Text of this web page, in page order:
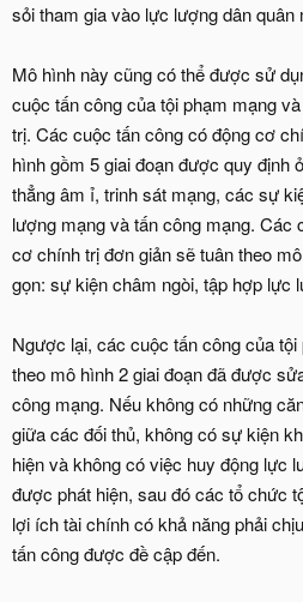
sỏi tham gia vào lực lượng dân quân
Mô hình này cũng có thể được sử
cuộc tấn công của tội phạm mạng
trị. Các cuộc tấn công có động cơ
hình gồm 5 giai đoạn được quy định
thẳng âm ỉ, trinh sát mạng, các sự
lượng mạng và tấn công mạng. Các
cơ chính trị đơn giản sẽ tuân theo
gọn: sự kiện châm ngòi, tập hợp lực
Ngược lại, các cuộc tấn công của
theo mô hình 2 giai đoạn đã được
công mạng. Nếu không có những
giữa các đối thủ, không có sự kiện
hiện và không có việc huy động lực
được phát hiện, sau đó các tổ chức
lợi ích tài chính có khả năng phải
tấn công được đề cập đến.